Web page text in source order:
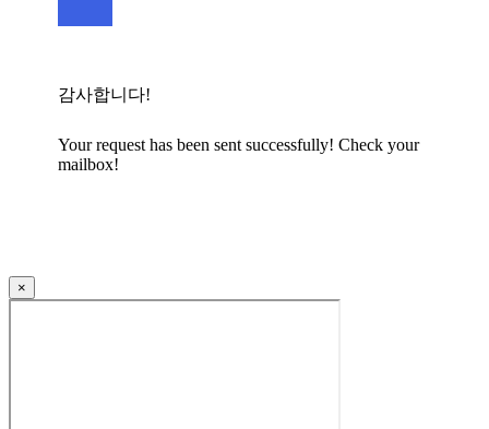
감사합니다!
Your request has been sent successfully! Check your
mailbox!
×